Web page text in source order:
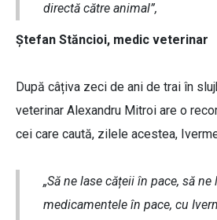
directă către animal”,
Ștefan Stăncioi, medic veterinar
După câțiva zeci de ani de trai în
veterinar Alexandru Mitroi are o
cei care caută, zilele acestea,
„Să ne lase cățeii în pace, să ne
medicamentele în pace, cu